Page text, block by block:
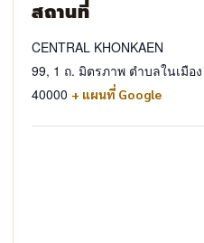
สถานที่
CENTRAL KHONKAEN
99, 1 ถ. มิตรภาพ ตำบลในเมือ
40000 + แผนที่ Google